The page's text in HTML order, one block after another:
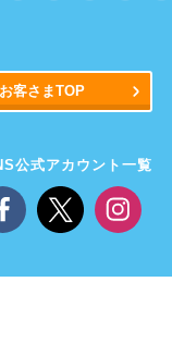
客さまTOP
公式アカウント一覧